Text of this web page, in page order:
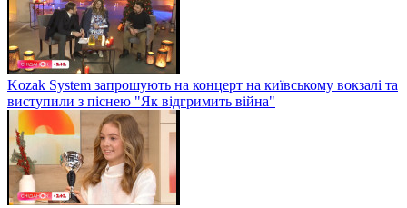
Kozak System запрошують на концерт на київському вокзалі та
виступили з піснею "Як відгримить війна"